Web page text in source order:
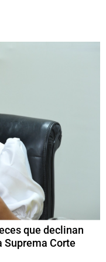
que declinan
Suprema Corte